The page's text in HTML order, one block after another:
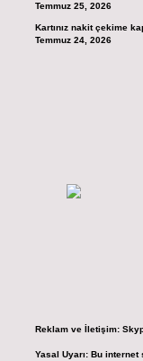
Temmuz 25, 2026
Kartınız nakit çekime
Temmuz 24, 2026
Reklam ve İletişim:
Yasal Uyarı: Bu internet